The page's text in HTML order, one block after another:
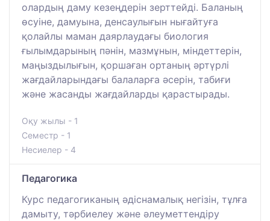
олардың даму кезеңдерін зерттейді. Баланың
өсуіне, дамуына, денсаулығын нығайтуға
қолайлы маман даярлаудағы биология
ғылымдарының пәнін, мазмұнын, міндеттерін,
маңыздылығын, қоршаған ортаның әртүрлі
жағдайларындағы балаларға әсерін, табиғи
және жасанды жағдайларды қарастырады.
Оқу жылы - 1
Семестр - 1
Несиелер - 4
Педагогика
Курс педагогиканың әдіснамалық негізін, тұлға
дамыту, тәрбиелеу және әлеуметтендіру